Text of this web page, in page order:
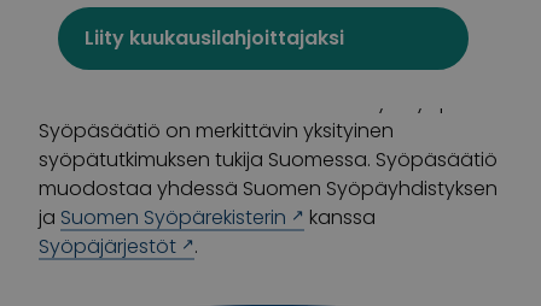
Liity kuukausilahjoittajaksi
Suomalaisin lahjoitusvaroin toimiva Syöpäsäätiö
tukee syöpään sairastuneita ja heidän
läheisiään sekä rahoittaa syöpätutkimusta, jotta
kenenkään ei enää tarvitsisi menehtyä syöpään.
Syöpäsäätiö on merkittävin yksityinen
syöpätutkimuksen tukija Suomessa. Syöpäsäätiö
muodostaa yhdessä Suomen Syöpäyhdistyksen
ja Suomen Syöpärekisterin
kanssa
Syöpäjärjestöt
.